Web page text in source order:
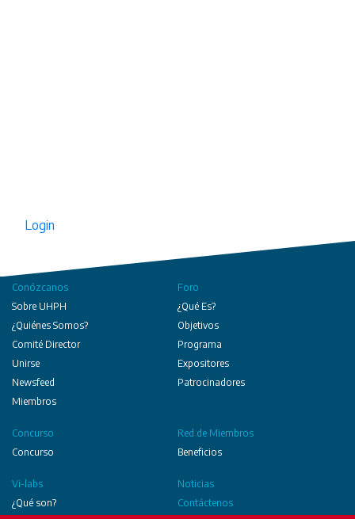
Login
Conózcanos
Sobre UHPH
¿Quiénes Somos?
Comité Director
Unirse
Newsfeed
Miembros
Foro
¿Qué Es?
Objetivos
Programa
Expositores
Patrocinadores
Concurso
Concurso
Red de Miembros
Beneficios
Vi-labs
¿Qué son?
Noticias
Contáctenos